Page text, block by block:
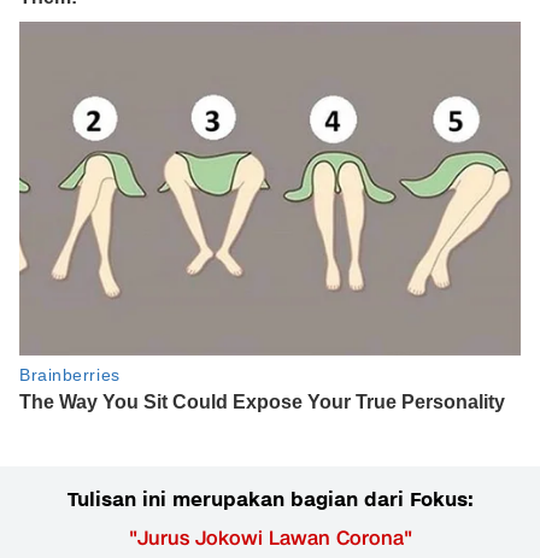
Tulisan ini merupakan bagian dari Fokus:
"Jurus Jokowi Lawan Corona"